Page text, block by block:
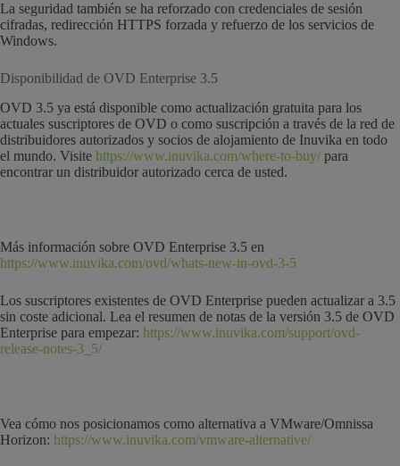
La seguridad también se ha reforzado con credenciales de sesión
cifradas, redirección HTTPS forzada y refuerzo de los servicios de
Windows.
Disponibilidad de OVD Enterprise 3.5
OVD 3.5 ya está disponible como actualización gratuita para los
actuales suscriptores de OVD o como suscripción a través de la red de
distribuidores autorizados y socios de alojamiento de Inuvika en todo
el mundo. Visite https://www.inuvika.com/where-to-buy/para
encontrar un distribuidor autorizado cerca de usted.
Más información sobre OVD Enterprise 3.5 en
https://www.inuvika.com/ovd/whats-new-in-ovd-3-5
Los suscriptores existentes de OVD Enterprise pueden actualizar a 3.5
sin coste adicional. Lea el resumen de notas de la versión 3.5 de OVD
Enterprise para empezar: https://www.inuvika.com/support/ovd-
release-notes-3_5/
Vea cómo nos posicionamos como alternativa a VMware/Omnissa
Horizon: https://www.inuvika.com/vmware-alternative/